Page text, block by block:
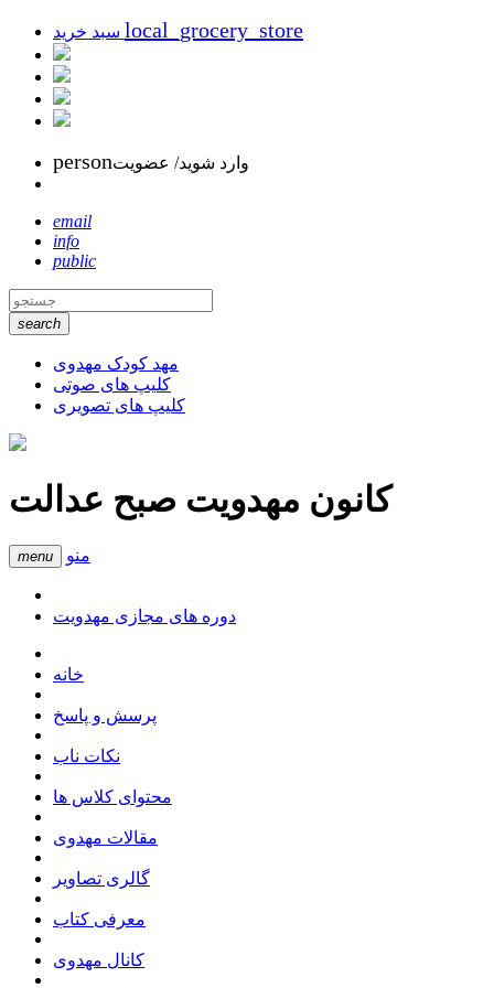
local_grocery_store
personوارد شوید/ عضویت
email
info
public
search
مهد کودک مهدوی
کلیپ های صوتی
کلیپ های تصویری
کانون مهدویت صبح عدالت
menu منو
دوره های مجازی مهدویت
خانه
پرسش و پاسخ
نکات ناب
محتوای کلاس ها
مقالات مهدوی
گالری تصاویر
معرفی کتاب
کانال مهدوی